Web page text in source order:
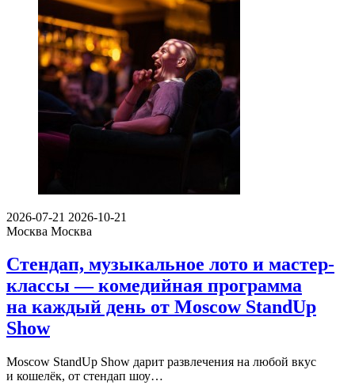
2026-07-21 2026-10-21
Москва Москва
Стендап, музыкальное лото и мастер-
классы — комедийная программа
на каждый день от Moscow StandUp
Show
Moscow StandUp Show дарит развлечения на любой вкус
и кошелёк, от стендап шоу…